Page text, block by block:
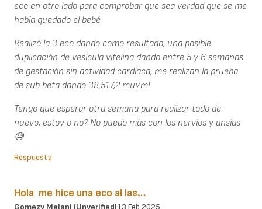
eco en otro lado para comprobar que sea verdad que se me
había quedado el bebé
Realizó la 3 eco dando como resultado, una posible
duplicación de vesícula vitelina dando entre 5 y 6 semanas
de gestación sin actividad cardíaca, me realizan la prueba
de sub beta dando 38.517,2 mui/ml
Tengo que esperar otra semana para realizar todo de
nuevo, estoy o no? No puedo más con los nervios y ansias
😓
Respuesta
Hola me hice una eco al las…